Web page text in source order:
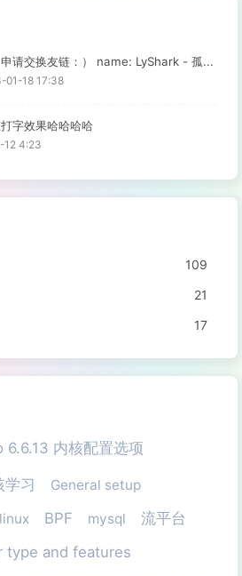
请交换友链：） name: LyShark - 孤...
01-18 17:38
字效果哈哈哈哈
12 4:23
109
21
17
6.6.13 内核配置选项
学习 General setup
linux BPF mysql 流平台
type and features